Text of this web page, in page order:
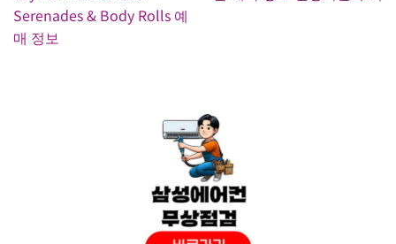
Serenades & Body Rolls 예
매 정보